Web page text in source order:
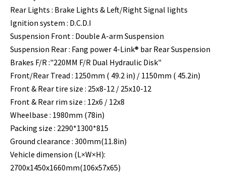
Rear Lights : Brake Lights & Left/Right Signal lights
Ignition system : D.C.D.I
Suspension Front : Double A-arm Suspension
Suspension Rear : Fang power 4-Link® bar Rear Suspension
Brakes F/R :"220MM F/R Dual Hydraulic Disk"
Front/Rear Tread : 1250mm ( 49.2 in) / 1150mm ( 45.2in)
Front & Rear tire size : 25x8-12 / 25x10-12
Front & Rear rim size : 12x6 / 12x8
Wheelbase : 1980mm (78in)
Packing size : 2290*1300*815
Ground clearance : 300mm(11.8in)
Vehicle dimension (L×W×H):
2700x1450x1660mm(106x57x65)